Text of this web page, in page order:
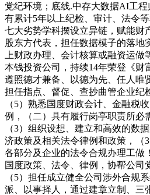
党纪环境；底线.中存大数据AI工
有累计5年以上纪检、审计、法令
七大劣势学科摆设立异链，赋能财
股东方代表，担任数据模子的落地
上财政办理、会计核算或融资运
本钱投资公司，持续14年荣登《财
遵照德才兼备、以德为先、任人唯
担任指点、督促、查抄曲管企业纪
（5）熟悉国度财政会计、金融税
例，（二）具有履行岗亭职责所必
（3）组织设想、建立和高效的数
济政策及相关法令律例和政策，（
各部分及企业的法令合规办理工做
国度政策、法令、律例，协帮公司
（5）担任成立健全公司涉外合规
派、以事择人，通过建章立制、三